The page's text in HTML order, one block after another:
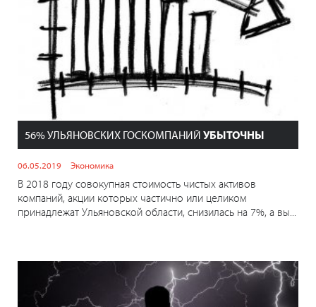
56% УЛЬЯНОВСКИХ ГОСКОМПАНИЙ УБЫТОЧНЫ
06.05.2019 Экономика
В 2018 году совокупная стоимость чистых активов
компаний, акции которых частично или целиком
принадлежат Ульяновской области, снизилась на 7%, а вы...